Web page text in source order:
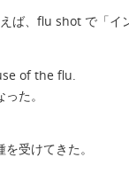
、flu shot で「イ
of the flu.
た。
受けてきた。